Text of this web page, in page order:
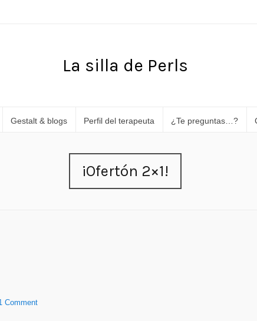
La silla de Perls
Gestalt & blogs Perfil del terapeuta ¿Te preguntas…?
¡Ofertón 2×1!
Comment